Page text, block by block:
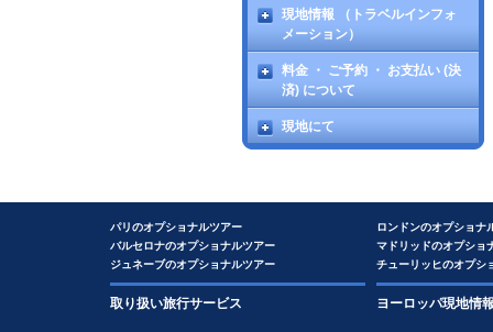
現地情報 （トラベルインフォ
メーション）
料金 ・ ご予約 ・ お支払い (決
済) について
現地にて
パリのオプショナルツアー
バルセロナのオプショナルツアー
ジュネーブのオプショナルツアー
ロンドンのオプショナ
マドリッドのオプショ
チューリッヒのオプシ
取り扱い旅行サービス ヨーロッパ現地情